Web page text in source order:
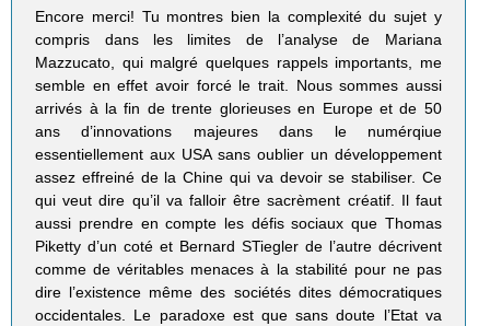
Encore merci! Tu montres bien la complexité du sujet y
compris dans les limites de l’analyse de Mariana
Mazzucato, qui malgré quelques rappels importants, me
semble en effet avoir forcé le trait. Nous sommes aussi
arrivés à la fin de trente glorieuses en Europe et de 50
ans d’innovations majeures dans le numérqiue
essentiellement aux USA sans oublier un développement
assez effreiné de la Chine qui va devoir se stabiliser. Ce
qui veut dire qu’il va falloir être sacrèment créatif. Il faut
aussi prendre en compte les défis sociaux que Thomas
Piketty d’un coté et Bernard STiegler de l’autre décrivent
comme de véritables menaces à la stabilité pour ne pas
dire l’existence même des sociétés dites démocratiques
occidentales. Le paradoxe est que sans doute l’Etat va